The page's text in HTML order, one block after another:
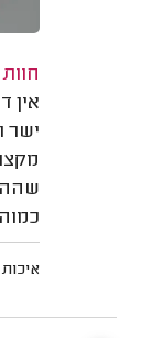
אין
ישר
איכות